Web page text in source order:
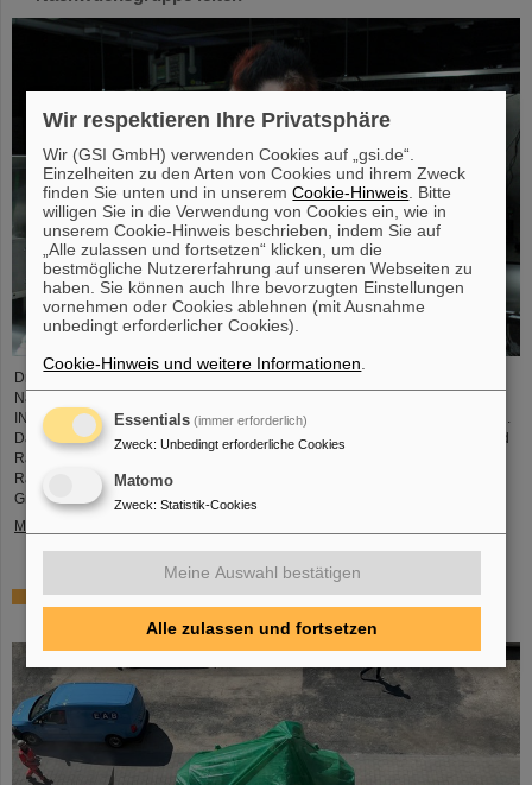
Dr. Jonas Ohland, Laserphysiker bei GSI/FAIR, wird ab dem 1. Juni die
Nachwuchsgruppe ALADIN (Adaptiv Laser Architecture Development and
INtegration, dt. Entwicklung und Integration adaptiver Laserarchitektur) leiten.
Dazu erhält er durch das Bundesministerium für Forschung, Technologie und
Raumfahrt eine Fördersumme von 2,8 Millionen Euro über fünf Jahre im
Rahmen des Programms „Fusionstalente“. Das ALADIN-Projekt legt einen
Grundstein zur Verwirklichung stabiler, effizienter Laser für die ...
Mehr »
Erste Super-FRS-Komponente auf FAIR-Baufeld
Wir respektieren Ihre Privatsphäre
Wir (GSI GmbH) verwenden Cookies auf „gsi.de“.
Einzelheiten zu den Arten von Cookies und ihrem Zweck
finden Sie unten und in unseremCookie-Hinweis . Bitte
willigen Sie in die Verwendung von Cookies ein, wie in
unserem Cookie-Hinweis beschrieben, indem Sie auf
„Alle zulassen und fortsetzen“ klicken, um die
bestmögliche Nutzererfahrung auf unseren Webseiten zu
haben. Sie können auch Ihre bevorzugten Einstellungen
vornehmen oder Cookies ablehnen (mit Ausnahme
unbedingt erforderlicher Cookies).
Cookie-Hinweis und weitere Informationen
Essentials (immer erforderlich)
Zweck: Unbedingt erforderliche Cookies
Matomo
Zweck: Statistik-Cookies
Meine Auswahl bestätigen
Alle zulassen und fortsetzen